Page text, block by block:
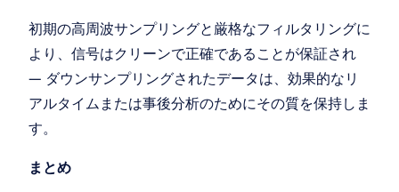
初期の高周波サンプリングと厳格なフィルタリングに
より、信号はクリーンで正確であることが保証され
— ダウンサンプリングされたデータは、効果的なリ
アルタイムまたは事後分析のためにその質を保持しま
す。
まとめ